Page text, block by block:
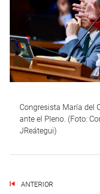
Congresista María del
ante el Pleno. (Foto:
JReátegui)
ANTERIOR